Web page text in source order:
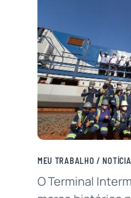
MEU TRABALHO /
O Terminal